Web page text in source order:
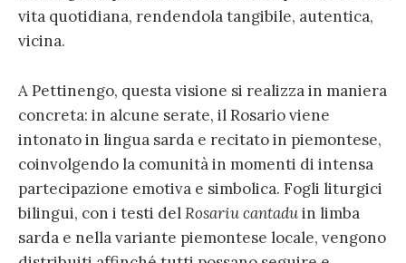
vita quotidiana, rendendola tangibile, autentica,
vicina.
A Pettinengo, questa visione si realizza in maniera
concreta: in alcune serate, il Rosario viene
intonato in lingua sarda e recitato in piemontese,
coinvolgendo la comunità in momenti di intensa
partecipazione emotiva e simbolica. Fogli liturgici
bilingui, con i testi delRosariu cantaduin limba
sarda e nella variante piemontese locale, vengono